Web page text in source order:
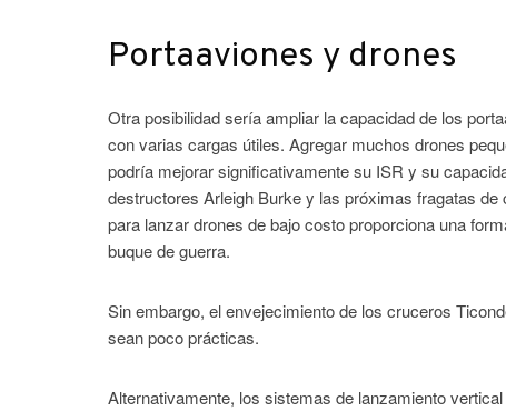
Portaaviones y drones
Otra posibilidad sería ampliar la capacidad de los
con varias cargas útiles. Agregar muchos drones
podría mejorar significativamente su ISR y su
destructores Arleigh Burke y las próximas fragatas
para lanzar drones de bajo costo proporciona una
buque de guerra.
Sin embargo, el envejecimiento de los cruceros
sean poco prácticas.
Alternativamente, los sistemas de lanzamiento